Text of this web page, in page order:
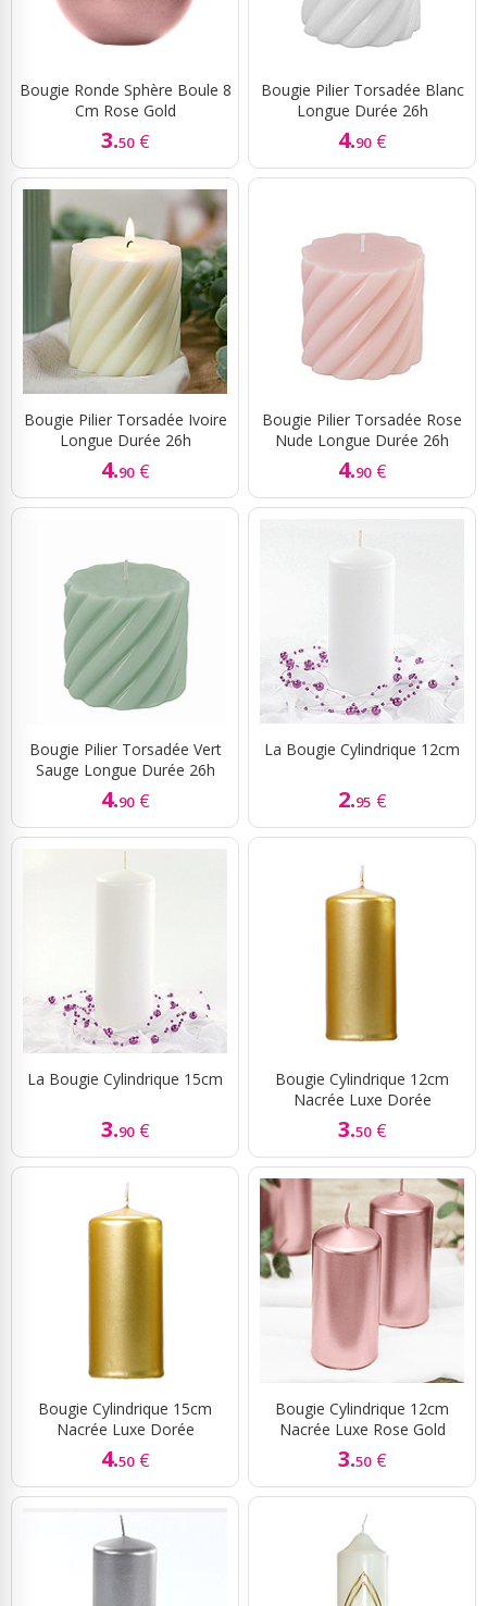
Bougie Ronde Sphère Boule 8
Cm Rose Gold
3.50 €
Bougie Pilier Torsadée Blanc
Longue Durée 26h
4.90 €
Bougie Pilier Torsadée Ivoire
Longue Durée 26h
4.90 €
Bougie Pilier Torsadée Rose
Nude Longue Durée 26h
4.90 €
Bougie Pilier Torsadée Vert
Sauge Longue Durée 26h
4.90 €
La Bougie Cylindrique 12cm
2.95 €
La Bougie Cylindrique 15cm
3.90 €
Bougie Cylindrique 12cm
Nacrée Luxe Dorée
3.50 €
Bougie Cylindrique 15cm
Nacrée Luxe Dorée
4.50 €
Bougie Cylindrique 12cm
Nacrée Luxe Rose Gold
3.50 €